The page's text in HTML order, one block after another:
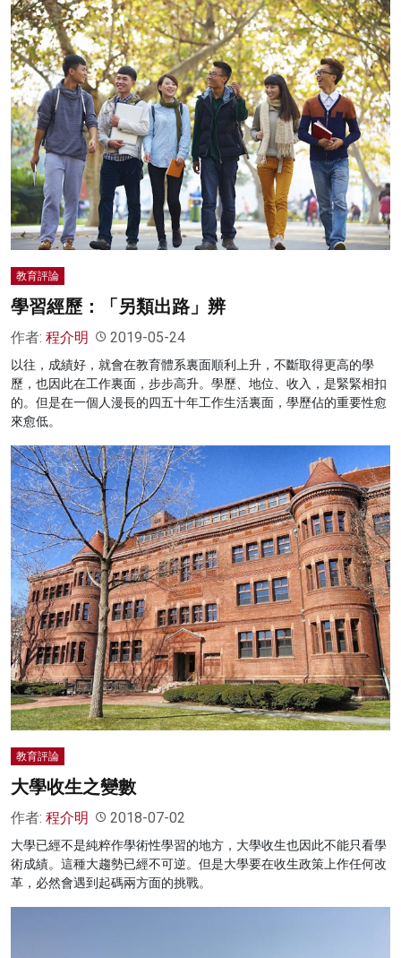
教育評論
學習經歷：「另類出路」辨
作者: 程介明 2019-05-24
以往，成績好，就會在教育體系裏面順利上升，不斷取得更高的學
歷，也因此在工作裏面，步步高升。學歷、地位、收入，是緊緊相扣
的。但是在一個人漫長的四五十年工作生活裏面，學歷佔的重要性愈
來愈低。
教育評論
大學收生之變數
作者: 程介明 2018-07-02
大學已經不是純粹作學術性學習的地方，大學收生也因此不能只看學
術成績。這種大趨勢已經不可逆。但是大學要在收生政策上作任何改
革，必然會遇到起碼兩方面的挑戰。